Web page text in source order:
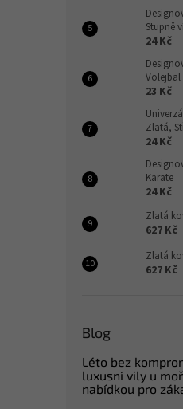
Stupně
24 Kč
Volejbal
23 Kč
Zlatá,
24 Kč
Karate
24 Kč
Zlatá
627 Kč
Zlatá
627 Kč
Blog
Léto bez
luxusní vily u
nabídkou pro